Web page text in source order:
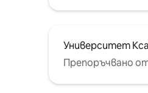
Университет
Препоръчвано